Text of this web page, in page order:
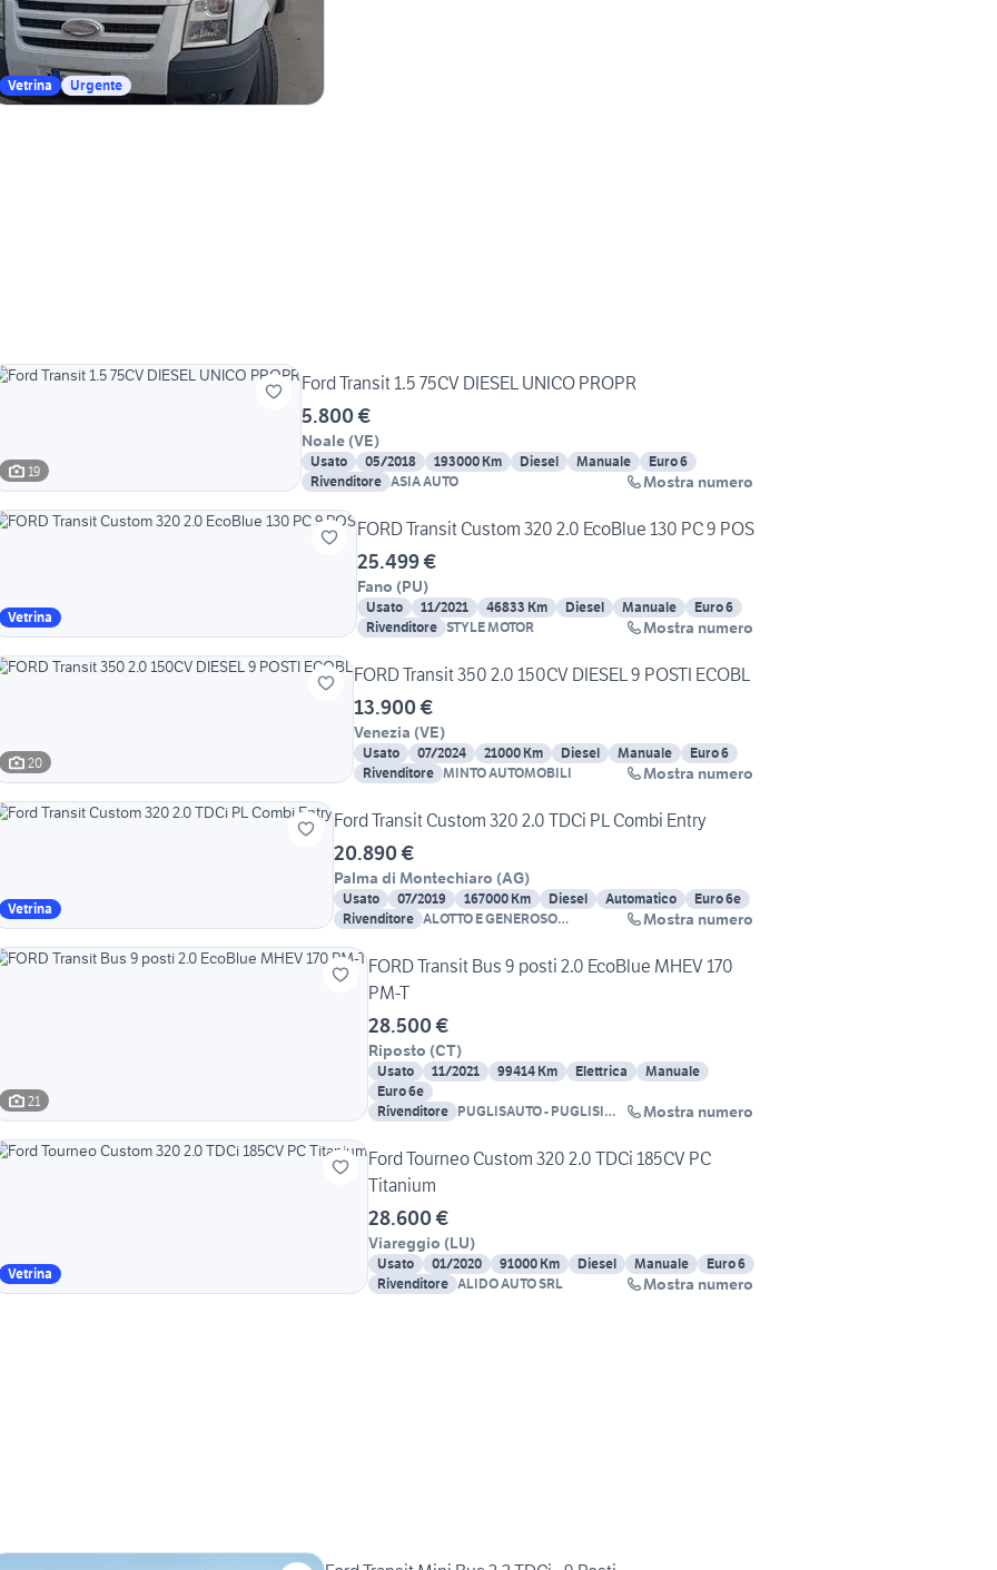
Vetrina Urgente
19
Ford Transit 1.5 75CV DIESEL UNICO PROPR
5.800 €
Noale (VE)
Usato 05/2018 193000 Km Diesel Manuale
Euro 6
Rivenditore ASIA AUTO Mostra numero
Vetrina
FORD Transit Custom 320 2.0 EcoBlue 130 PC 9 POS
25.499 €
Fano (PU)
Usato 11/2021 46833 Km Diesel Manuale
Euro 6
Rivenditore STYLE MOTOR Mostra numero
20
FORD Transit 350 2.0 150CV DIESEL 9 POSTI ECOBL
13.900 €
Venezia (VE)
Usato 07/2024 21000 Km Diesel Manuale
Euro 6
Rivenditore MINTO AUTOMOBILI Mostra numero
Vetrina
Ford Transit Custom 320 2.0 TDCi PL Combi Entry
20.890 €
Palma di Montechiaro (AG)
Usato 07/2019 167000 Km Diesel Automatico
Euro 6e
Rivenditore ALOTTO E GENEROSO
Mostra numero
21
FORD Transit Bus 9 posti 2.0 EcoBlue MHEV 170
PM-T
28.500 €
Riposto (CT)
Usato 11/2021 99414 Km Elettrica
Manuale
Euro 6e
Rivenditore PUGLISAUTO - PUGLISI
Mostra numero
Vetrina
Ford Tourneo Custom 320 2.0 TDCi 185CV PC
Titanium
28.600 €
Viareggio (LU)
Usato 01/2020 91000 Km Diesel Manuale
Euro 6
Rivenditore ALIDO AUTO SRL Mostra numero